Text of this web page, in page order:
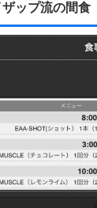
ップ流の間食